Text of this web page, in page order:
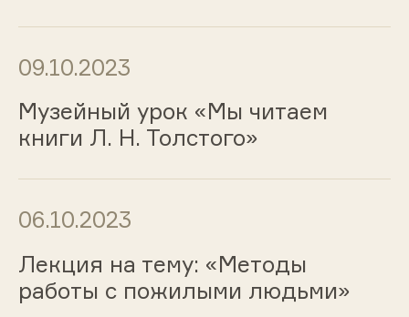
09.10.2023
Музейный урок «Мы читаем
книги Л. Н. Толстого»
06.10.2023
Лекция на тему: «Методы
работы с пожилыми людьми»